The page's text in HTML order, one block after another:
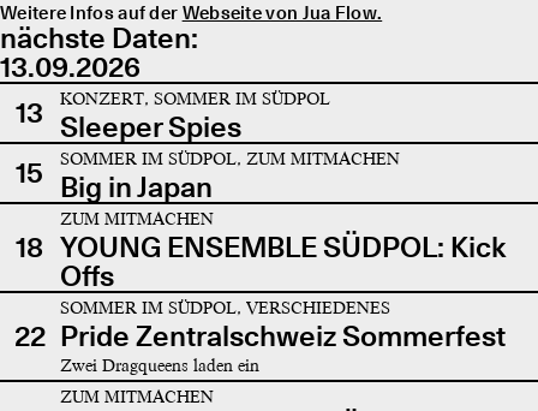
Weitere Infos auf der Webseite von Jua Flow.
nächste Daten:
13.09.2026
13
KONZERT, SOMMER IM SÜDPOL
Sleeper Spies
15
SOMMER IM SÜDPOL, ZUM MITMACHEN
Big in Japan
18
ZUM MITMACHEN
YOUNG ENSEMBLE SÜDPOL: Kick
Offs
22
SOMMER IM SÜDPOL, VERSCHIEDENES
Pride Zentralschweiz Sommerfest
Zwei Dragqueens laden ein
ZUM MITMACHEN